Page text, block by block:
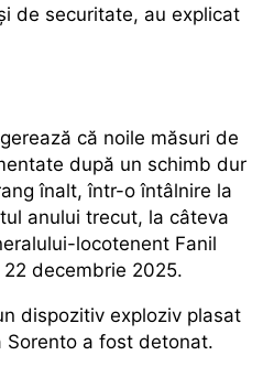
de securitate, au explicat
că noile măsuri de
după un schimb dur
înalt, într-o întâlnire la
anului trecut, la câteva
locotenent Fanil
decembrie 2025.
dispozitiv exploziv plasat
Sorento a fost detonat.